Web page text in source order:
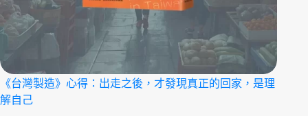
《台灣製造》心得：出走之後，才發現真正的回家，是理
解自己